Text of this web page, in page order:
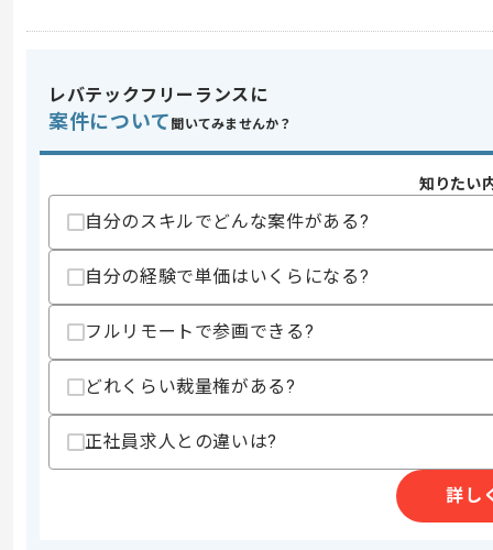
・ERPまたは作業系アプリケーション開
・AWSを利用したインフラ環境の知見
スキルに不安がある方へ
その他募集要項
商談回数
マーケティング事業、広告プラットフ
レバテックの実績がある企業でございま
レバテックフリーランスに
案件について 聞いてみませんか？
知りたい
自分のスキルでどんな案件がある?
自分の経験で単価はいくらになる?
フルリモートで参画できる?
どれくらい裁量権がある?
正社員求人との違いは?
詳し